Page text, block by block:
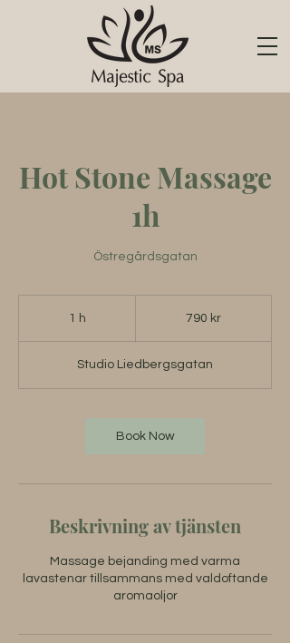
Hot Stone Massage
1h
Östregårdsgatan
1 h 790 kr
Studio Liedbergsgatan
Book Now
Beskrivning av tjänsten
Massage bejanding med varma
lavastenar tillsammans med valdoftande
aromaoljor